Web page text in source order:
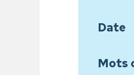
Date
Mots